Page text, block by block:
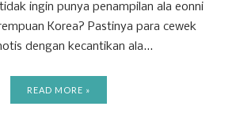
ingin punya penampilan ala eonni
Korea? Pastinya para cewek
dengan kecantikan ala...
READ MORE »